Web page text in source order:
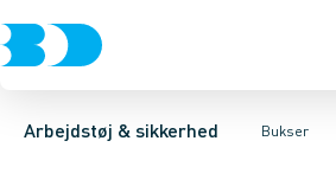
Arbejdstøj & sikkerhed Bukser
Trøjer & t-shirtsBukser Overtøj & huer
BukserKnickers & Shorts Overalls
Bukser med hængelommer Bukser